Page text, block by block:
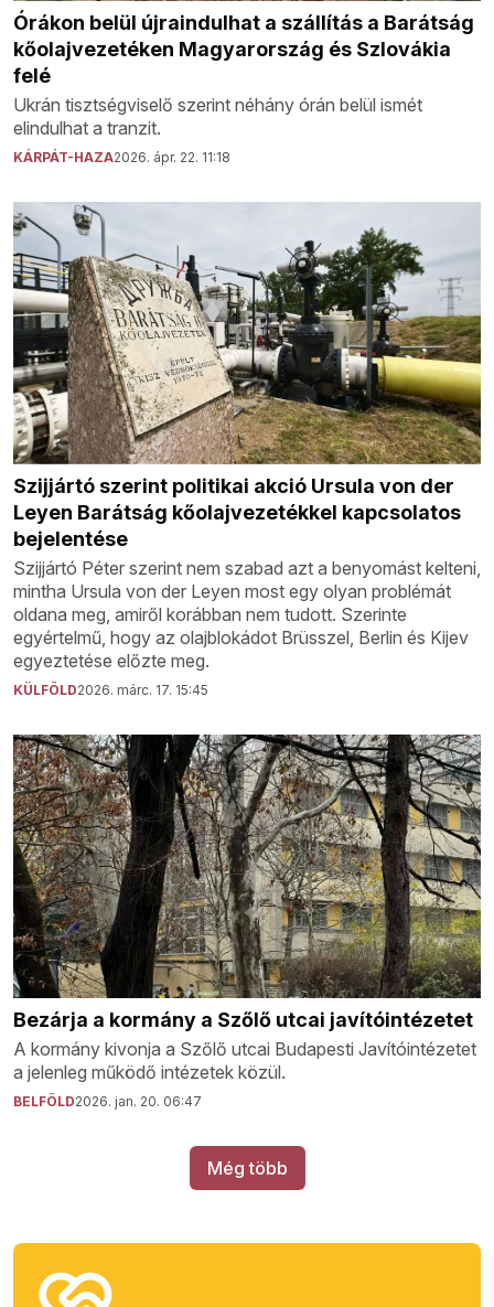
Órákon belül újraindulhat a szállítás a Barátság
kőolajvezetéken Magyarország és Szlovákia
felé
Ukrán tisztségviselő szerint néhány órán belül ismét
elindulhat a tranzit.
KÁRPÁT-HAZA2026. ápr. 22. 11:18
Szijjártó szerint politikai akció Ursula von der
Leyen Barátság kőolajvezetékkel kapcsolatos
bejelentése
Szijjártó Péter szerint nem szabad azt a benyomást kelteni,
mintha Ursula von der Leyen most egy olyan problémát
oldana meg, amiről korábban nem tudott. Szerinte
egyértelmű, hogy az olajblokádot Brüsszel, Berlin és Kijev
egyeztetése előzte meg.
KÜLFÖLD2026. márc. 17. 15:45
Bezárja a kormány a Szőlő utcai javítóintézetet
A kormány kivonja a Szőlő utcai Budapesti Javítóintézetet
a jelenleg működő intézetek közül.
BELFÖLD2026. jan. 20. 06:47
Még több